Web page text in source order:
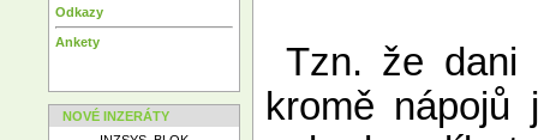
Odkazy
Ankety
NOVÉ INZERÁTY
Tzn. že dani
kromě